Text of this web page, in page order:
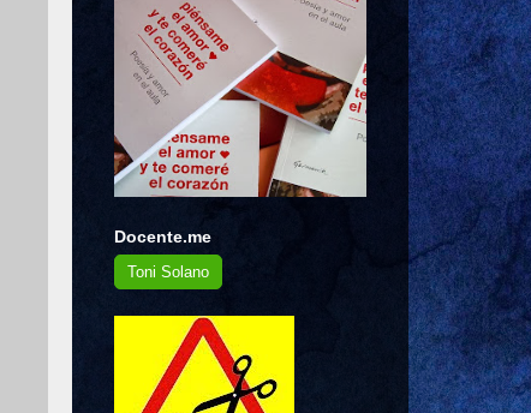
Docente.me
Toni Solano